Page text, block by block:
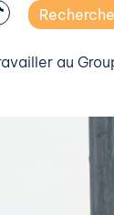
Search
au